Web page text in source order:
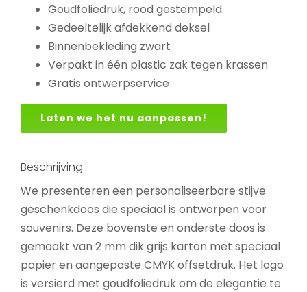
Goudfoliedruk, rood gestempeld.
Gedeeltelijk afdekkend deksel
Binnenbekleding zwart
Verpakt in één plastic zak tegen krassen
Gratis ontwerpservice
Laten we het nu aanpassen!
Beschrijving
We presenteren een personaliseerbare stijve
geschenkdoos die speciaal is ontworpen voor
souvenirs. Deze bovenste en onderste doos is
gemaakt van 2 mm dik grijs karton met speciaal
papier en aangepaste CMYK offsetdruk. Het logo
is versierd met goudfoliedruk om de elegantie te